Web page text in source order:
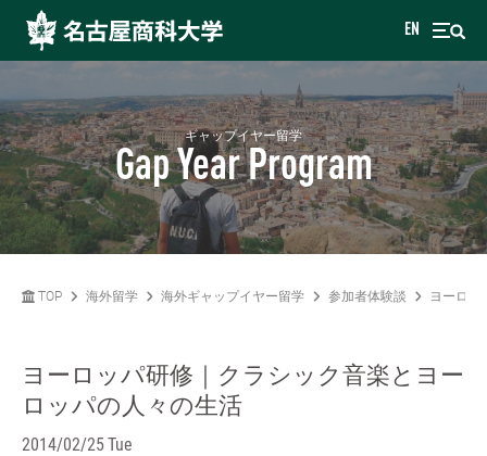
EN
ギャップイヤー留学
Gap Year Program
TOP 海外留学 海外ギャップイヤー留学 参加者体験談 ヨーロッ
ヨーロッパ研修｜クラシック音楽とヨー
ロッパの人々の生活
2014/02/25 Tue